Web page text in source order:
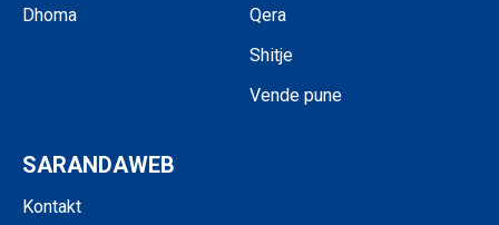
Dhoma
Qera
Shitje
Vende pune
SARANDAWEB
Kontakt